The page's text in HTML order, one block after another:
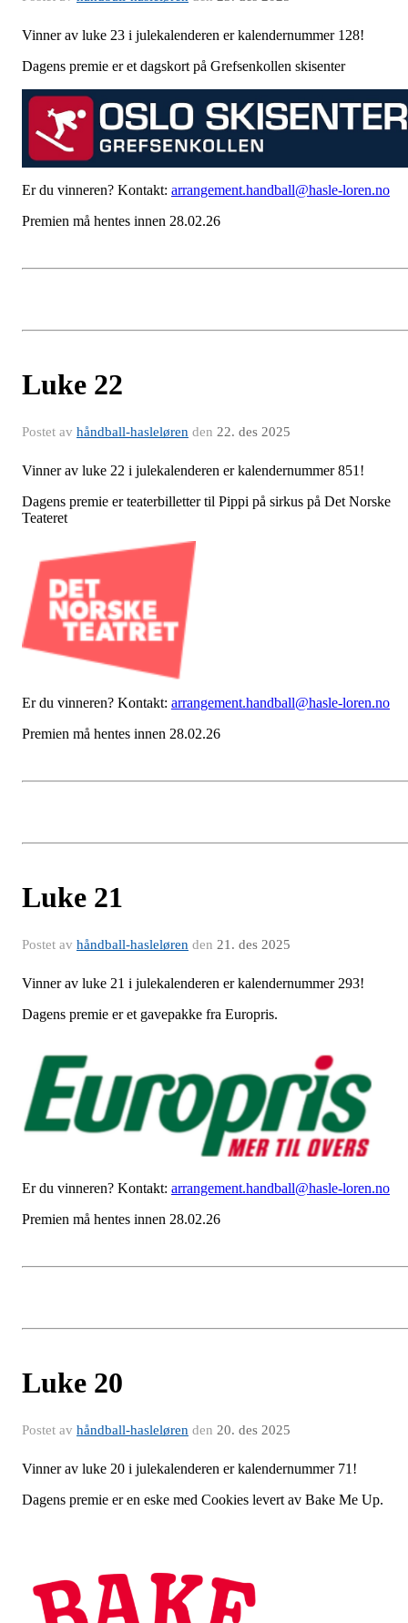
Vinner av luke 23 i julekalenderen er kalendernummer 128!
Dagens premie er et dagskort på Grefsenkollen skisenter
Er du vinneren? Kontakt: arrangement.handball@hasle-loren.no
Premien må hentes innen 28.02.26
Luke 22
Postet av håndball-hasleløren den 22. des 2025
Vinner av luke 22 i julekalenderen er kalendernummer 851!
Dagens premie er teaterbilletter til Pippi på sirkus på Det Norske
Teateret
Er du vinneren? Kontakt: arrangement.handball@hasle-loren.no
Premien må hentes innen 28.02.26
Luke 21
Postet av håndball-hasleløren den 21. des 2025
Vinner av luke 21 i julekalenderen er kalendernummer 293!
Dagens premie er et gavepakke fra Europris.
Er du vinneren? Kontakt: arrangement.handball@hasle-loren.no
Premien må hentes innen 28.02.26
Luke 20
Postet av håndball-hasleløren den 20. des 2025
Vinner av luke 20 i julekalenderen er kalendernummer 71!
Dagens premie er en eske med Cookies levert av Bake Me Up.